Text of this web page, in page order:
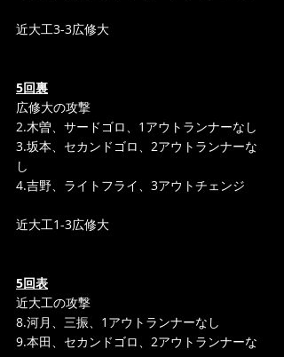
近大工3-3広修大
5回裏
広修大の攻撃
2.木曽、サードゴロ、1アウトランナーなし
3.坂本、セカンドゴロ、2アウトランナーな
し
4.吉野、ライトフライ、3アウトチェンジ
近大工1-3広修大
5回表
近大工の攻撃
8.河月、三振、1アウトランナーなし
9.本田、セカンドゴロ、2アウトランナーな